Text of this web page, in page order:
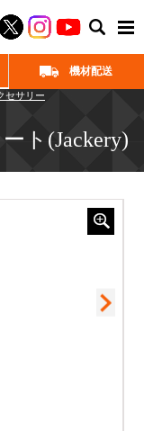
機材配送
セサリー
ト(Jackery)